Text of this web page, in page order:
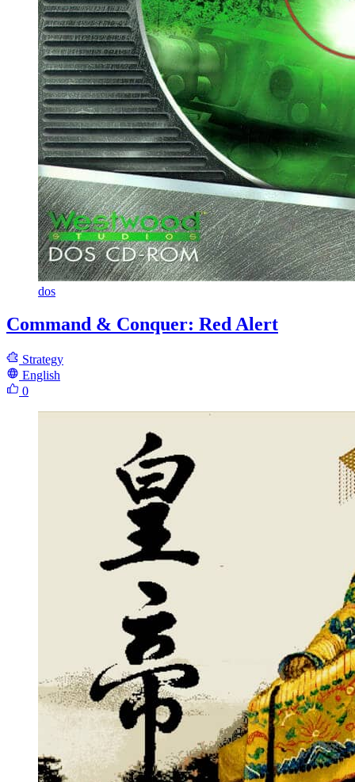
dos
Command & Conquer: Red Alert
Strategy
English
0